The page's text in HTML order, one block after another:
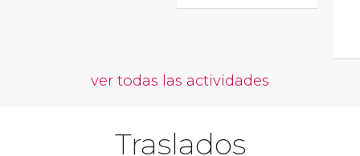
ver todas las actividades
Traslados